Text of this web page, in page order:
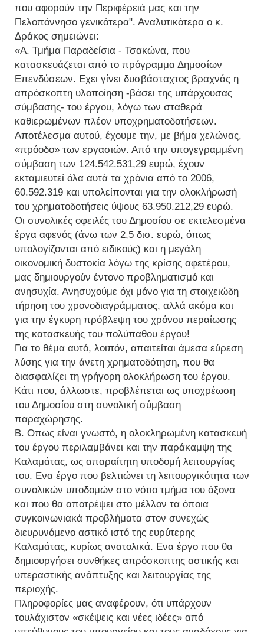
που αφορούν την Περιφέρειά μας και την
Πελοπόννησο γενικότερα". Αναλυτικότερα ο κ.
Δράκος σημειώνει:
«Α. Τμήμα Παραδείσια - Τσακώνα, που
κατασκευάζεται από το πρόγραμμα Δημοσίων
Επενδύσεων. Εχει γίνει δυσβάσταχτος βραχνάς η
απρόσκοπτη υλοποίηση -βάσει της υπάρχουσας
σύμβασης- του έργου, λόγω των σταθερά
καθιερωμένων πλέον υποχρηματοδοτήσεων.
Αποτέλεσμα αυτού, έχουμε την, με βήμα χελώνας,
«πρόοδο» των εργασιών. Από την υπογεγραμμένη
σύμβαση των 124.542.531,29 ευρώ, έχουν
εκταμιευτεί όλα αυτά τα χρόνια από το 2006,
60.592.319 και υπολείπονται για την ολοκλήρωσή
του χρηματοδοτήσεις ύψους 63.950.212,29 ευρώ.
Οι συνολικές οφειλές του Δημοσίου σε εκτελεσμένα
έργα αφενός (άνω των 2,5 δισ. ευρώ, όπως
υπολογίζονται από ειδικούς) και η μεγάλη
οικονομική δυστοκία λόγω της κρίσης αφετέρου,
μας δημιουργούν έντονο προβληματισμό και
ανησυχία. Ανησυχούμε όχι μόνο για τη στοιχειώδη
τήρηση του χρονοδιαγράμματος, αλλά ακόμα και
για την έγκυρη πρόβλεψη του χρόνου περαίωσης
της κατασκευής του πολύπαθου έργου!
Για το θέμα αυτό, λοιπόν, απαιτείται άμεσα εύρεση
λύσης για την άνετη χρηματοδότηση, που θα
διασφαλίζει τη γρήγορη ολοκλήρωση του έργου.
Κάτι που, άλλωστε, προβλέπεται ως υποχρέωση
του Δημοσίου στη συνολική σύμβαση
παραχώρησης.
Β. Οπως είναι γνωστό, η ολοκληρωμένη κατασκευή
του έργου περιλαμβάνει και την παράκαμψη της
Καλαμάτας, ως απαραίτητη υποδομή λειτουργίας
του. Ενα έργο που βελτιώνει τη λειτουργικότητα των
συνολικών υποδομών στο νότιο τμήμα του άξονα
και που θα αποτρέψει στο μέλλον τα όποια
συγκοινωνιακά προβλήματα στον συνεχώς
διευρυνόμενο αστικό ιστό της ευρύτερης
Καλαμάτας, κυρίως ανατολικά. Ενα έργο που θα
δημιουργήσει συνθήκες απρόσκοπτης αστικής και
υπεραστικής ανάπτυξης και λειτουργίας της
περιοχής.
Πληροφορίες μας αναφέρουν, ότι υπάρχουν
τουλάχιστον «σκέψεις και νέες ιδέες» από